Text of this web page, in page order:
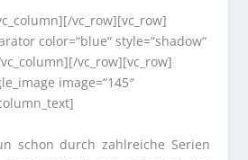
vc_row][vc_row]
color=“blue“ style=“shadow“
vc_row][vc_row]
image=“145″
schon durch zahlreiche Serien